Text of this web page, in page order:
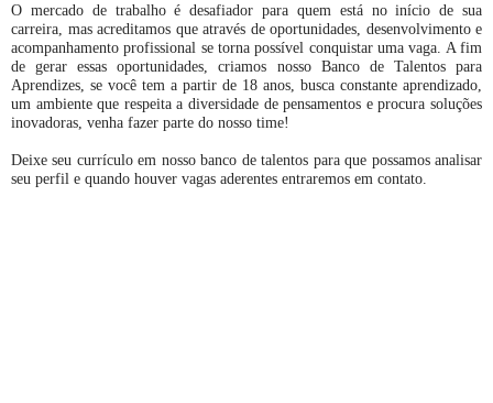
O mercado de trabalho é desafiador para quem está no início de sua
carreira, mas acreditamos que através de oportunidades, desenvolvimento e
acompanhamento profissional se torna possível conquistar uma vaga. A fim
de gerar essas oportunidades, criamos nosso Banco de Talentos para
Aprendizes, se você tem a partir de 18 anos, busca constante aprendizado,
um ambiente que respeita a diversidade de pensamentos e procura soluções
inovadoras, venha fazer parte do nosso time!
Deixe seu currículo em nosso banco de talentos para que possamos analisar
seu perfil e quando houver vagas aderentes entraremos em contato.